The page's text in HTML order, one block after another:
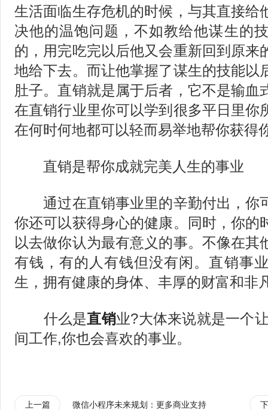
生活面临生存危机的时候，与其直接给
决他的温饱问题，不如教给他谋生的
的，用完吃完以后他又会重新回到原来
地给下去。而让他掌握了谋生的技能以
肚子。直销就是属于后者，它不是输血
在直销行业里你可以学到很多平日里你
在何时何地都可以轻而易举地帮你获得
直销是帮你成就完美人生的事业
通过在直销事业里的辛勤付出，你
你还可以获得身心的健康。同时，你的
以去做你认为最有意义的事。不像在其
有钱，有的人有钱但没有闲。直销事
生，拥有健康的身体、丰厚的财富和非
什么是直销业?大体来说就是一个
间工作,你也会喜欢的事业。
上一篇
微信小程序未来规划：更多商业支持